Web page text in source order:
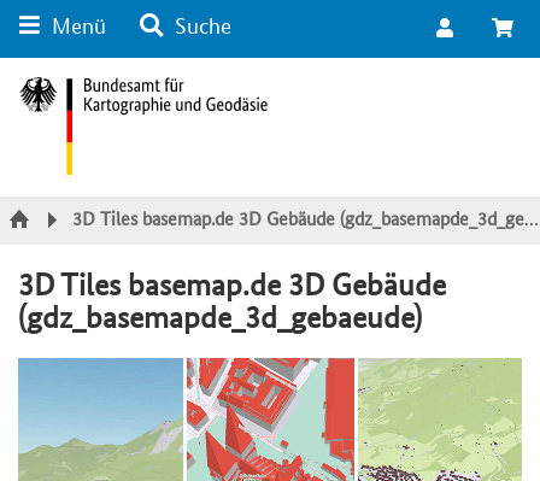
Kategorie Navigation
Menü Suche
3D Tiles basemap.de 3D Gebäude (gdz_basemapde_3d_gebaeude)
3D Tiles basemap.de 3D Gebäude
(gdz_basemapde_3d_gebaeude)